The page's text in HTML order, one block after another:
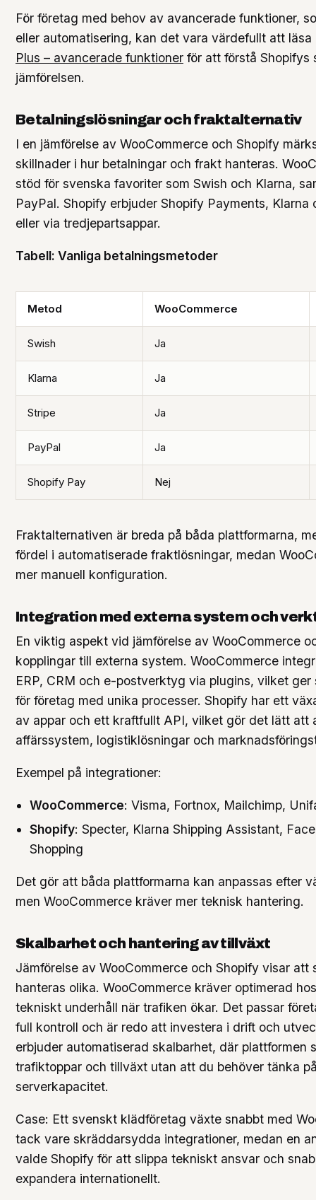
För företag med behov av avancerade funktioner,
eller automatisering, kan det vara värdefullt att
Plus – avancerade funktioner för att förstå Shopifys
jämförelsen.
Betalningslösningar och fraktalternativ
I en jämförelse av WooCommerce och Shopify
skillnader i hur betalningar och frakt hanteras.
stöd för svenska favoriter som Swish och Klarna,
PayPal. Shopify erbjuder Shopify Payments, Klarna
eller via tredjepartsappar.
Tabell: Vanliga betalningsmetoder
Metod WooCommerce
Swish Ja
Klarna Ja
Stripe Ja
PayPal Ja
Shopify Pay Nej
Fraktalternativen är breda på båda plattformarna,
fördel i automatiserade fraktlösningar, medan
mer manuell konfiguration.
Integration med externa system och
En viktig aspekt vid jämförelse av WooCommerce
kopplingar till externa system. WooCommerce
ERP, CRM och e-postverktyg via plugins, vilket
för företag med unika processer. Shopify har ett
av appar och ett kraftfullt API, vilket gör det lätt att
affärssystem, logistiklösningar och
Exempel på integrationer:
WooCommerce: Visma, Fortnox, Mailchimp,
Shopify: Specter, Klarna Shipping Assistant,
Shopping
Det gör att båda plattformarna kan anpassas efter
men WooCommerce kräver mer teknisk hantering.
Skalbarhet och hantering av tillväxt
Jämförelse av WooCommerce och Shopify visar att
hanteras olika. WooCommerce kräver optimerad
tekniskt underhåll när trafiken ökar. Det passar
full kontroll och är redo att investera i drift och
erbjuder automatiserad skalbarhet, där plattformen
trafiktoppar och tillväxt utan att du behöver tänka
serverkapacitet.
Case: Ett svenskt klädföretag växte snabbt med
tack vare skräddarsydda integrationer, medan en
valde Shopify för att slippa tekniskt ansvar och
expandera internationellt.